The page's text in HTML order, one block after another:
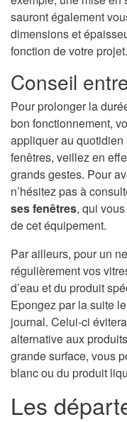
sauront également
dimensions et
fonction de votre projet.
Conseil
Pour prolonger la
bon fonctionnement,
appliquer au
fenêtres, veillez en
grands gestes. Pour
n’hésitez pas à
ses fenêtres, qui
de cet équipement.
Par ailleurs, pour un
régulièrement vos
d’eau et du produit
Epongez par la suite
journal. Celui-ci
alternative aux
grande surface, vous
blanc ou du produit
Les